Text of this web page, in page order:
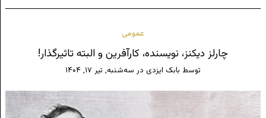
عمومی
چارلز دیکنز، نویسنده، کارآفرین و البته تاثیرگذار!
توسط بابک ایزدی در سه‌شنبه, تیر ۱۷, ۱۴۰۴